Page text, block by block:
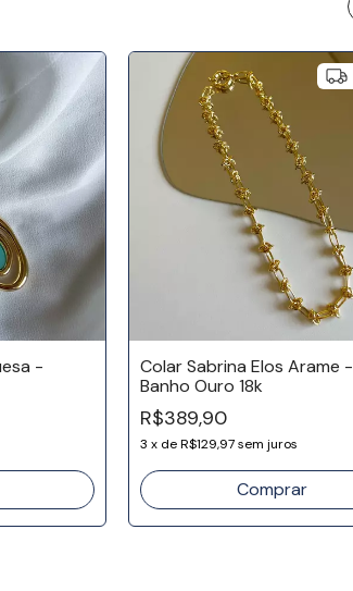
-
Colar Sabrina Elos Arame -
Banho Ouro 18k
R$389,90
3 x deR$129,97 sem juros